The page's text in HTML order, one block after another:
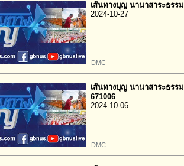
เส้นทางบุญ นานาสาระธรรม
2024-10-27
DMC
เส้นทางบุญ นานาสาระธรรม
671006
2024-10-06
DMC